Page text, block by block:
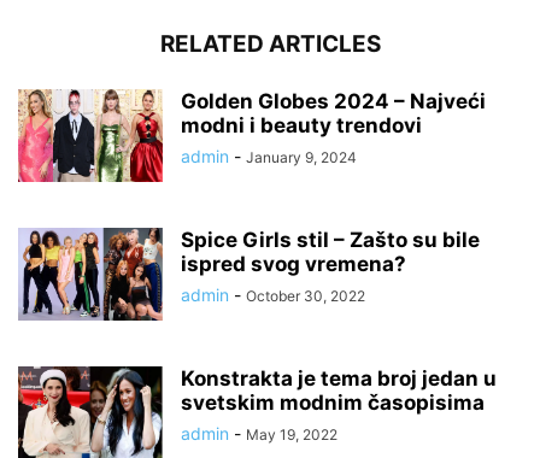
RELATED ARTICLES
Golden Globes 2024 – Najveći
modni i beauty trendovi
admin - January 9, 2024
Spice Girls stil – Zašto su bile
ispred svog vremena?
admin - October 30, 2022
Konstrakta je tema broj jedan u
svetskim modnim časopisima
admin - May 19, 2022